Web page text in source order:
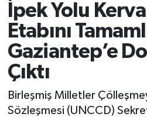
İpek Yolu
Etabını
Gaziantep’e
Çıktı
Birleşmiş Milletler
Sözleşmesi (UNCCD)
DÜNYA
EĞİTİM
EKONOMİ
GENÇ
Bingöl Namaz Vakitleri
Bingöl Trafik Yoğunluk
Süper Lig Puan Durumu
Tüm Manşetler